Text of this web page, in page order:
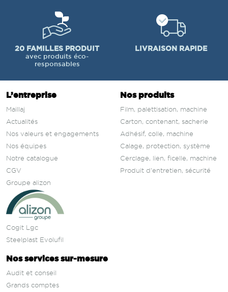
20 FAMILLES PRODUIT
avec produits éco-
responsables
LIVRAISON RAPIDE
L’entreprise
Maillaj
Actualités
Nos valeurs et engagements
Nos équipes
Notre catalogue
CGV
Groupe alizon
Cogit Lgc
Steelplast Evolufil
Nos produits
Film, palettisation, machine
Carton, contenant, sacherie
Adhésif, colle, machine
Calage, protection, système
Cerclage, lien, ficelle, machine
Produit d'entretien, sécurité
Nos services sur‑mesure
Audit et conseil
Grands comptes